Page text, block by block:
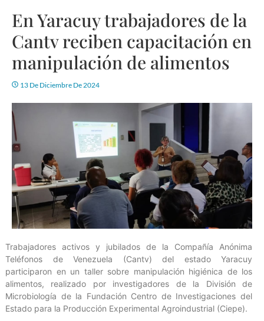
En Yaracuy trabajadores de la
Cantv reciben capacitación en
manipulación de alimentos
13 De Diciembre De 2024
Trabajadores activos y jubilados de la Compañía Anónima
Teléfonos de Venezuela (Cantv) del estado Yaracuy
participaron en un taller sobre manipulación higiénica de los
alimentos, realizado por investigadores de la División de
Microbiología de la Fundación Centro de Investigaciones del
Estado para la Producción Experimental Agroindustrial (Ciepe).